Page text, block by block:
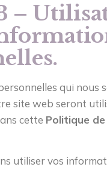
–
qui nous
site web seront
cette Politique de
utiliser vos